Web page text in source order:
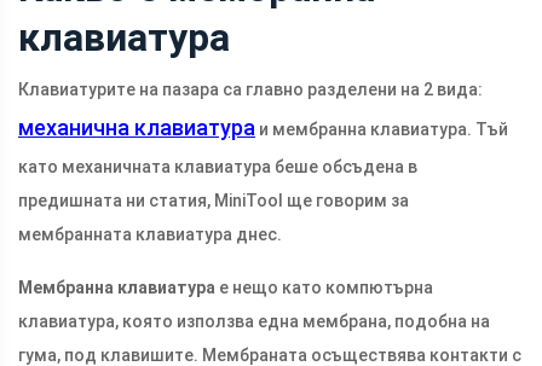
клавиатура
Клавиатурите на пазара са главно разделени на 2 вида:
механична клавиатура и мембранна клавиатура. Тъй
като механичната клавиатура беше обсъдена в
предишната ни статия, MiniTool ще говорим за
мембранната клавиатура днес.
Мембранна клавиатура е нещо като компютърна
клавиатура, която използва една мембрана, подобна на
гума, под клавишите. Мембраната осъществява контакти с